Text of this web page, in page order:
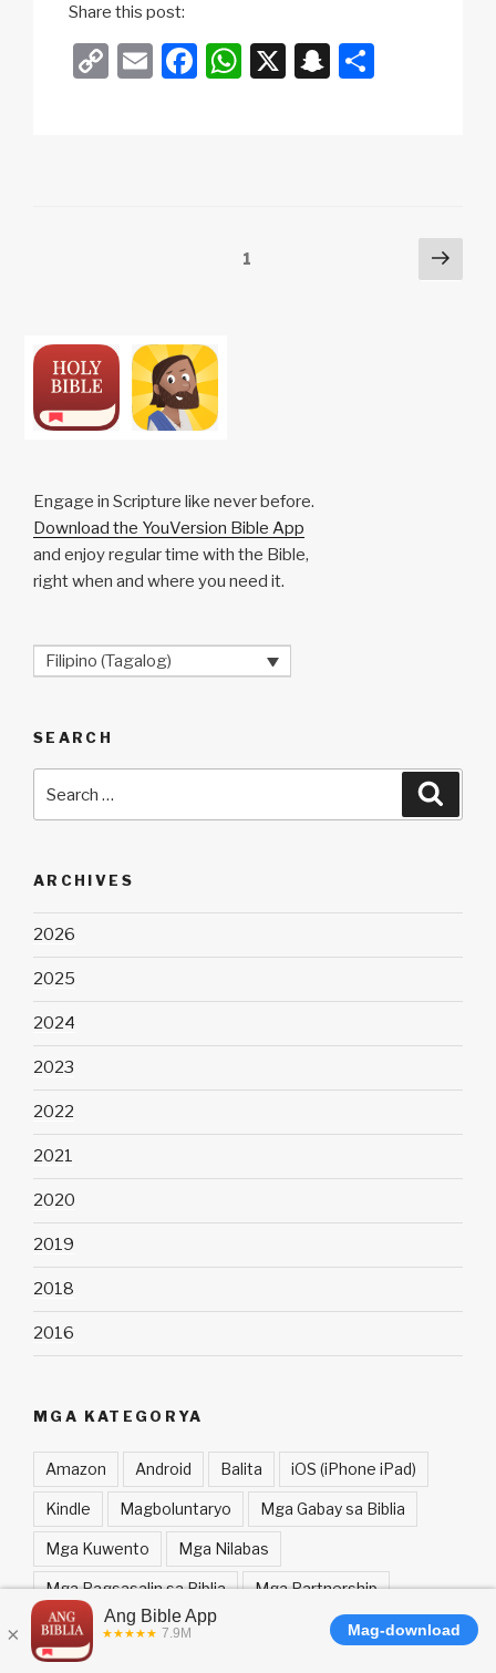
Share this post:
C
E
F
W
p
X
S
1
Next
Engage in Scripture like never before.
Download the YouVersion Bible App
and enjoy regular time with the Bible,
right when and where you need it.
Filipino (Tagalog)
SEARCH
for:
ARCHIVES
2026
2025
2024
2023
2022
2021
2020
2019
2018
2016
MGA KATEGORYA
Amazon Android Balita iOS (iPhone iPad)
Kindle Magboluntaryo Mga Gabay sa Biblia
Mga Kuwento Mga Nilabas
Mga Pagsasalin sa Biblia Mga Partnership
Mga Tip at Trick Pagkabukas-palad
Pambatang Bible App